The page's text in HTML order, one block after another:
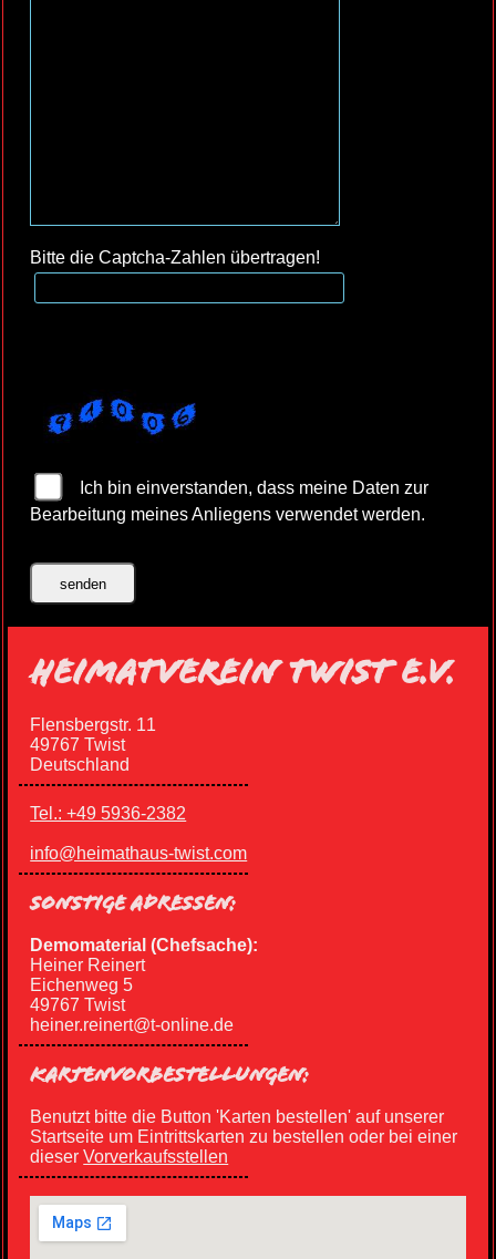
Bitte die Captcha-Zahlen übertragen!
Ich bin einverstanden, dass meine Daten zur
Bearbeitung meines Anliegens verwendet werden.
HEIMATVEREIN TWIST E.V.
Flensbergstr. 11
49767 Twist
Deutschland
Tel.: +49 5936-2382
info@heimathaus-twist.com
SONSTIGE ADRESSEN:
Demomaterial (Chefsache):
Heiner Reinert
Eichenweg 5
49767 Twist
heiner.reinert@t-online.de
KARTENVORBESTELLUNGEN:
Benutzt bitte die Button 'Karten bestellen' auf unserer
Startseite um Eintrittskarten zu bestellen oder bei einer
dieserVorverkaufsstellen